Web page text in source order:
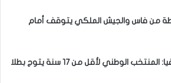
من فاس والجيش الملكي يتوقف أمام
على عرش شمال إفريقيا: المنتخب الوطني لأقل من 17 سنة يتوج بطلا